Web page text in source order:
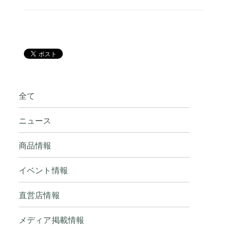
全て
ニュース
商品情報
イベント情報
直営店情報
メディア掲載情報